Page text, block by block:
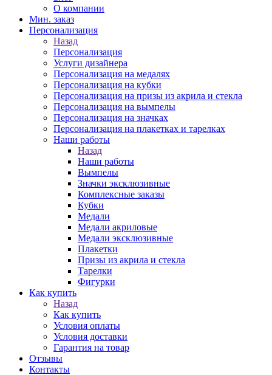
О компании
Мин. заказ
Персонализация
Назад
Персонализация
Услуги дизайнера
Персонализация на медалях
Персонализация на кубки
Персонализация на призы из акрила и стекла
Персонализация на вымпелы
Персонализация на значках
Персонализация на плакетках и тарелках
Наши работы
Назад
Наши работы
Вымпелы
Значки эксклюзивные
Комплексные заказы
Кубки
Медали
Медали акриловые
Медали эксклюзивные
Плакетки
Призы из акрила и стекла
Тарелки
Фигурки
Как купить
Назад
Как купить
Условия оплаты
Условия доставки
Гарантия на товар
Отзывы
Контакты